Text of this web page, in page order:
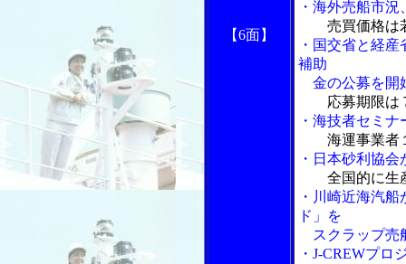
【6面】
・海外売船市
売買価格は
・国交省と経
補助
金の公募を開
応募期限は
・海技者セミ
海運事業者
・日本砂利協
全国的に生
・川崎近海汽
ド」を
スクラップ売
・J-CREWプ